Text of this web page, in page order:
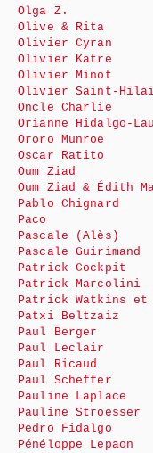
Olga Z.
Olive & Rita
Olivier Cyran
Olivier Katre
Olivier Minot
Olivier Saint-
Oncle Charlie
Orianne Hidalgo-
Ororo Munroe
Oscar Ratito
Oum Ziad
Oum Ziad & Édith
Pablo Chignard
Paco
Pascale (Alès)
Pascale Guirimand
Patrick Cockpit
Patrick Marcolini
Patrick Watkins et
Patxi Beltzaiz
Paul Berger
Paul Leclair
Paul Ricaud
Paul Scheffer
Pauline Laplace
Pauline Stroesser
Pedro Fidalgo
Pénéloppe Lepaon